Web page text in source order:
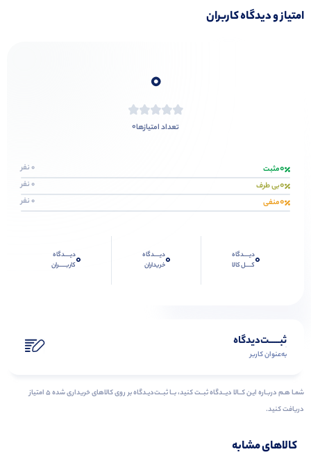
امتیاز و دیدگاه کاربران
0
تعداد امتیازها0
0مثبت 0 نفر
0بی طرف 0 نفر
0منفی 0 نفر
0دیــــدگاه
کــــل کالا
0دیــــدگاه
خریداران
0دیــــدگاه
کاربـــــران
ثبـــــت‌دیدگاه
به‌عنوان کاربر
شمـا هـم دربـاره ایـن کــالا دیــدگاه ثبــت کنید، بــا ثبــت‌دیـدگاه بر روی کالاهای خریداری شده ۵ امتیاز
دریافت کنید.
کالاهای مشابه